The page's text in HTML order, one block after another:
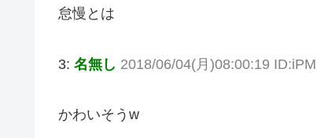
怠慢とは
3: 名無し 2018/06/04(月)08:00:19 ID:iPM
かわいそうw